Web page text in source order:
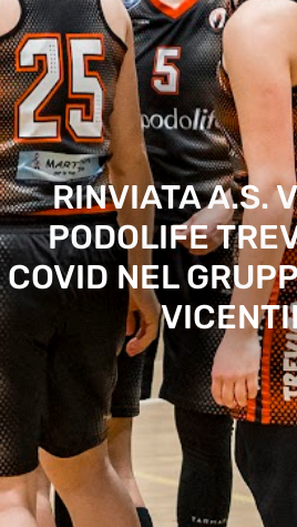
RINVIATA A.S.
PODOLIFE
COVID NEL